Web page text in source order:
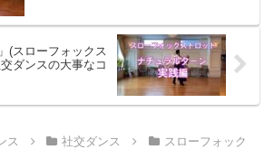
(スローフォックス
ダンスの大事なコ
ス 社交ダンス
スローフォック